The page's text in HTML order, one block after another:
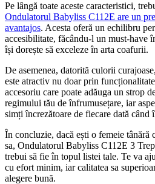
Pe lângă toate aceste caracteristici,
Ondulatorul Babyliss C112E are un
avantajos. Acesta oferă un echilibru
accesibilitate, făcându-l un must-have
își dorește să exceleze în arta coafurii.
De asemenea, datorită culorii
este atractiv nu doar prin
accesoriu care poate adăuga un strop
regimului tău de înfrumusețare, iar
simți încrezătoare de fiecare dată când
În concluzie, dacă ești o femeie tânără
sa, Ondulatorul Babyliss C112E 3
trebui să fie în topul listei tale. Te va
cu efort minim, iar calitatea sa
alegere bună.